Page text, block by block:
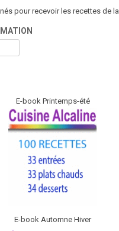
pour recevoir les recettes de
E-book Printemps-été
E-book Automne Hiver